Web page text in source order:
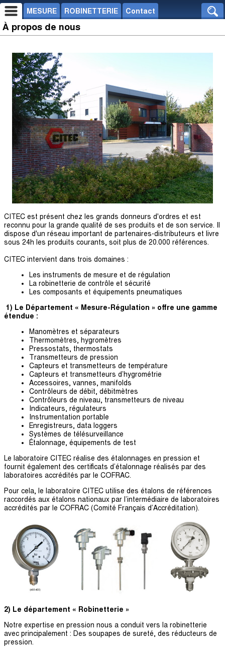
MESURE ROBINETTERIE Contact
À propos de nous
CITEC est présent chez les grands donneurs d'ordres et est
reconnu pour la grande qualité de ses produits et de son service. Il
dispose d'un réseau important de partenaires-distributeurs et livre
sous 24h les produits courants, soit plus de 20.000 références.
CITEC intervient dans trois domaines :
Les instruments de mesure et de régulation
La robinetterie de contrôle et sécurité
Les composants et équipements pneumatiques
1) Le Département « Mesure-Régulation » offre une gamme
étendue :
Manomètres et séparateurs
Thermomètres, hygromètres
Pressostats, thermostats
Transmetteurs de pression
Capteurs et transmetteurs de température
Capteurs et transmetteurs d’hygrométrie
Accessoires, vannes, manifolds
Contrôleurs de débit, débitmètres
Contrôleurs de niveau, transmetteurs de niveau
Indicateurs, régulateurs
Instrumentation portable
Enregistreurs, data loggers
Systèmes de télésurveillance
Étalonnage, équipements de test
Le laboratoire CITEC réalise des étalonnages en pression et
fournit également des certificats d’étalonnage réalisés par des
laboratoires accrédités par le COFRAC.
Pour cela, le laboratoire CITEC utilise des étalons de références
raccordés aux étalons nationaux par l’intermédiaire de laboratoires
accrédités par le COFRAC (Comité Français d’Accréditation).
2) Le département « Robinetterie »
Notre expertise en pression nous a conduit vers la robinetterie
avec principalement : Des soupapes de sureté, des réducteurs de
pression.